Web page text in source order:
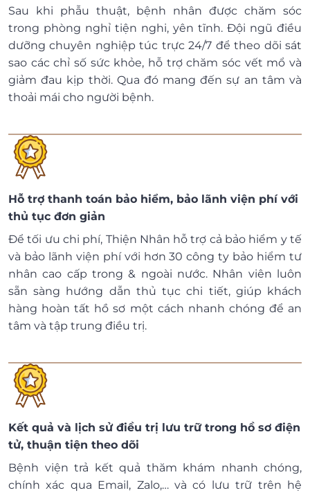
Sau khi phẫu thuật, bệnh nhân được chăm sóc
trong phòng nghỉ tiện nghi, yên tĩnh. Đội ngũ điều
dưỡng chuyên nghiệp túc trực 24/7 để theo dõi sát
sao các chỉ số sức khỏe, hỗ trợ chăm sóc vết mổ và
giảm đau kịp thời. Qua đó mang đến sự an tâm và
thoải mái cho người bệnh.
Hỗ trợ thanh toán bảo hiểm, bảo lãnh viện phí với
thủ tục đơn giản
Để tối ưu chi phí, Thiện Nhân hỗ trợ cả bảo hiểm y tế
và bảo lãnh viện phí với hơn 30 công ty bảo hiểm tư
nhân cao cấp trong & ngoài nước. Nhân viên luôn
sẵn sàng hướng dẫn thủ tục chi tiết, giúp khách
hàng hoàn tất hồ sơ một cách nhanh chóng để an
tâm và tập trung điều trị.
Kết quả và lịch sử điều trị lưu trữ trong hồ sơ điện
tử, thuận tiện theo dõi
Bệnh viện trả kết quả thăm khám nhanh chóng,
chính xác qua Email, Zalo,… và có lưu trữ trên hệ